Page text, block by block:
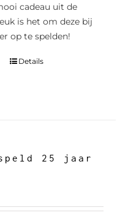
cadeau uit de
is het om deze bij
op te spelden!
Details
25 jaar